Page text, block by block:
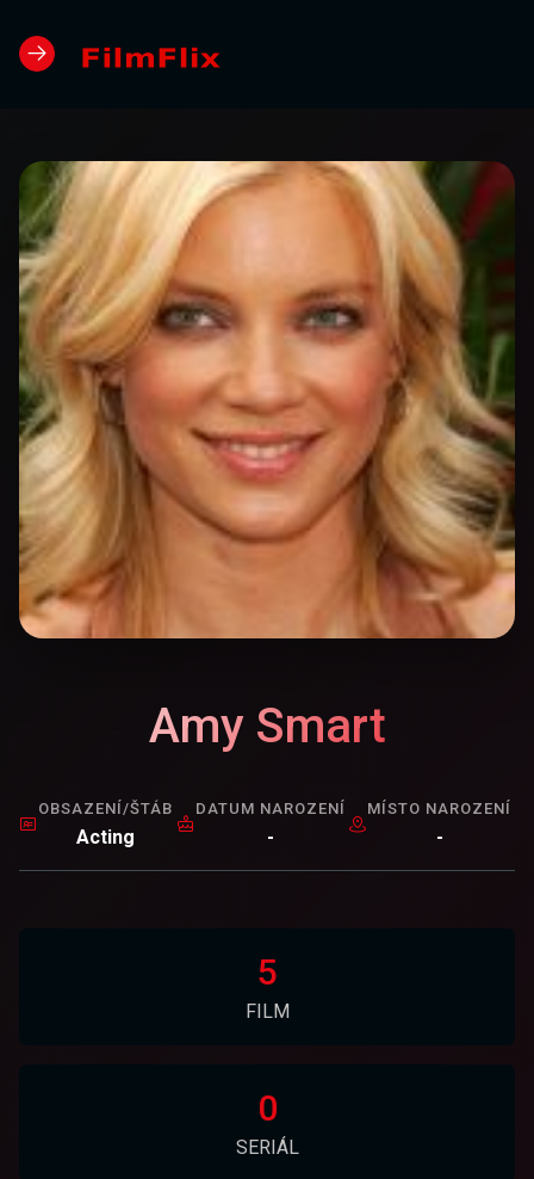
Amy Smart
OBSAZENÍ/ŠTÁB
Acting
DATUM NAROZENÍ
-
MÍSTO NAROZENÍ
-
5
FILM
0
SERIÁL